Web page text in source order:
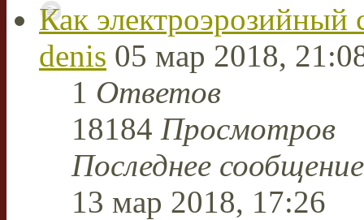
Как
denis 05 мар 2018,
1 Ответов
18184 Просмотров
Последнее
13 мар 2018, 17:26